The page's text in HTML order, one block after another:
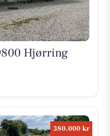
Hjørring
380.000 kr